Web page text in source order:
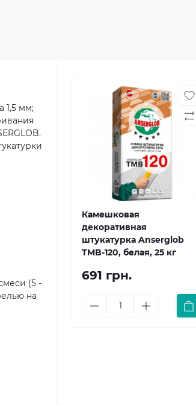
1,5 мм;
(5 -
на
Камешковая
декоративная
штукатурка Anserglob
TMB-120, белая, 25 кг
691 грн.